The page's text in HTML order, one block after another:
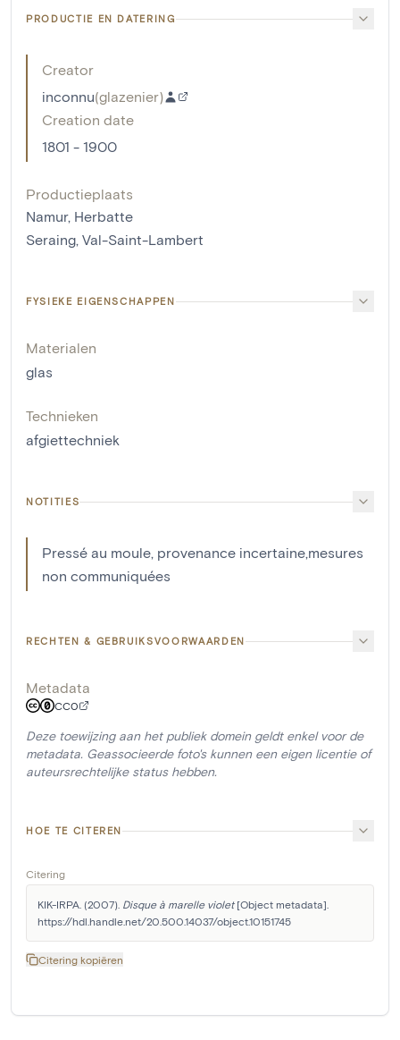
PRODUCTIE EN DATERING
Creator
inconnu(glazenier)
Creation date
1801 - 1900
Productieplaats
Namur, Herbatte
Seraing, Val-Saint-Lambert
FYSIEKE EIGENSCHAPPEN
Materialen
glas
Technieken
afgiettechniek
NOTITIES
Pressé au moule, provenance incertaine,mesures
non communiquées
RECHTEN & GEBRUIKSVOORWAARDEN
Metadata
CC0
Deze toewijzing aan het publiek domein geldt enkel voor de
metadata. Geassocieerde foto's kunnen een eigen licentie of
auteursrechtelijke status hebben.
HOE TE CITEREN
Citering
KIK-IRPA. (2007). Disque à marelle violet [Object metadata].
https://hdl.handle.net/20.500.14037/object.10151745
Citering kopiëren